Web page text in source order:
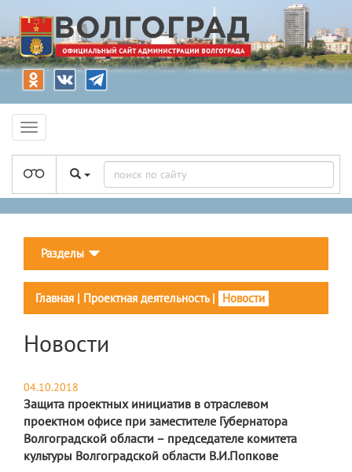
Разделы
Главная | Проектная деятельность| Новости
Новости
04.10.2018
Защита проектных инициатив в отраслевом
проектном офисе при заместителе Губернатора
Волгоградской области – председателе комитета
культуры Волгоградской области В.И.Попкове